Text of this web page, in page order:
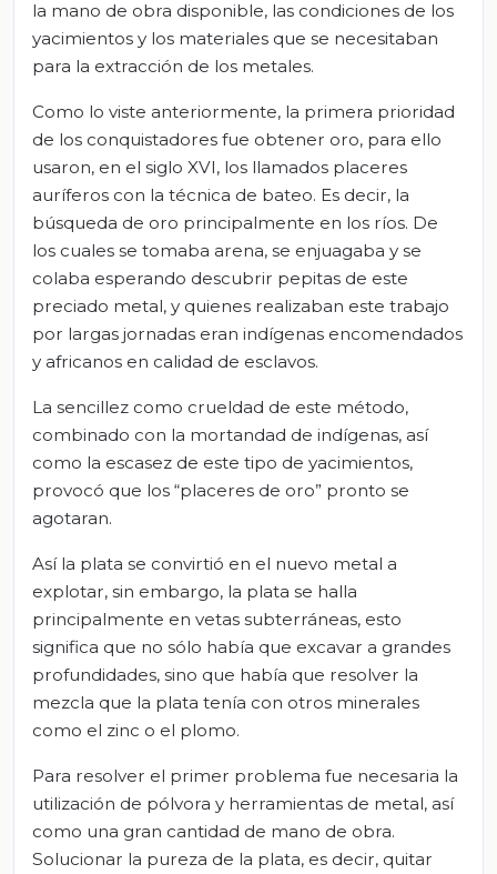
la mano de obra disponible, las condiciones de los
yacimientos y los materiales que se necesitaban
para la extracción de los metales.
Como lo viste anteriormente, la primera prioridad
de los conquistadores fue obtener oro, para ello
usaron, en el siglo XVI, los llamados placeres
auríferos con la técnica de bateo. Es decir, la
búsqueda de oro principalmente en los ríos. De
los cuales se tomaba arena, se enjuagaba y se
colaba esperando descubrir pepitas de este
preciado metal, y quienes realizaban este trabajo
por largas jornadas eran indígenas encomendados
y africanos en calidad de esclavos.
La sencillez como crueldad de este método,
combinado con la mortandad de indígenas, así
como la escasez de este tipo de yacimientos,
provocó que los “placeres de oro” pronto se
agotaran.
Así la plata se convirtió en el nuevo metal a
explotar, sin embargo, la plata se halla
principalmente en vetas subterráneas, esto
significa que no sólo había que excavar a grandes
profundidades, sino que había que resolver la
mezcla que la plata tenía con otros minerales
como el zinc o el plomo.
Para resolver el primer problema fue necesaria la
utilización de pólvora y herramientas de metal, así
como una gran cantidad de mano de obra.
Solucionar la pureza de la plata, es decir, quitar